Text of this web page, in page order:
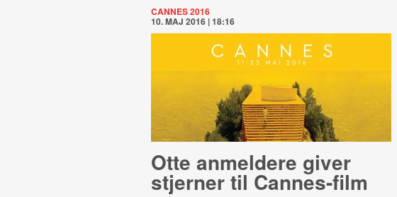
CANNES 2016
10. MAJ 2016 | 18:16
Otte anmeldere giver
stjerner til Cannes-film